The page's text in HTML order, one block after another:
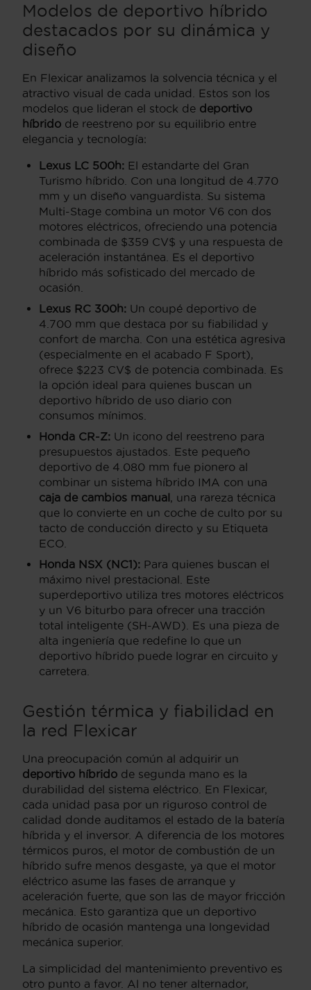
Modelos de deportivo híbrido
destacados por su dinámica y
diseño
En Flexicar analizamos la solvencia técnica y el
atractivo visual de cada unidad. Estos son los
modelos que lideran el stock de deportivo
híbrido de reestreno por su equilibrio entre
elegancia y tecnología:
Lexus LC 500h: El estandarte del Gran
Turismo híbrido. Con una longitud de 4.770
mm y un diseño vanguardista. Su sistema
Multi-Stage combina un motor V6 con dos
motores eléctricos, ofreciendo una potencia
combinada de $359 CV$ y una respuesta de
aceleración instantánea. Es el deportivo
híbrido más sofisticado del mercado de
ocasión.
Lexus RC 300h: Un coupé deportivo de
4.700 mm que destaca por su fiabilidad y
confort de marcha. Con una estética agresiva
(especialmente en el acabado F Sport),
ofrece $223 CV$ de potencia combinada. Es
la opción ideal para quienes buscan un
deportivo híbrido de uso diario con
consumos mínimos.
Honda CR-Z: Un icono del reestreno para
presupuestos ajustados. Este pequeño
deportivo de 4.080 mm fue pionero al
combinar un sistema híbrido IMA con una
caja de cambios manual , una rareza técnica
que lo convierte en un coche de culto por su
tacto de conducción directo y su Etiqueta
ECO.
Honda NSX (NC1): Para quienes buscan el
máximo nivel prestacional. Este
superdeportivo utiliza tres motores eléctricos
y un V6 biturbo para ofrecer una tracción
total inteligente (SH-AWD). Es una pieza de
alta ingeniería que redefine lo que un
deportivo híbrido puede lograr en circuito y
carretera.
Gestión térmica y fiabilidad en
la red Flexicar
Una preocupación común al adquirir un
deportivo híbrido de segunda mano es la
durabilidad del sistema eléctrico. En Flexicar,
cada unidad pasa por un riguroso control de
calidad donde auditamos el estado de la batería
híbrida y el inversor. A diferencia de los motores
térmicos puros, el motor de combustión de un
híbrido sufre menos desgaste, ya que el motor
eléctrico asume las fases de arranque y
aceleración fuerte, que son las de mayor fricción
mecánica. Esto garantiza que un deportivo
híbrido de ocasión mantenga una longevidad
mecánica superior.
La simplicidad del mantenimiento preventivo es
otro punto a favor. Al no tener alternador,